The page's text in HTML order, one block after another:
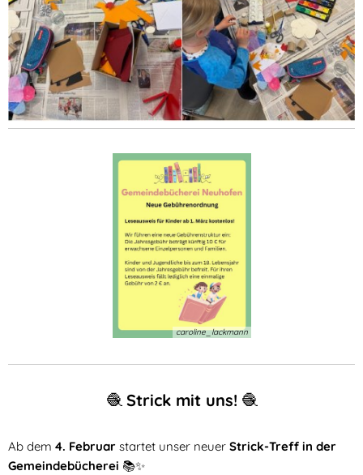
caroline_lackmann
🧶 Strick mit uns! 🧶
Ab dem 4. Februar startet unser neuer Strick-Treff in der
Gemeindebücherei 📚✨